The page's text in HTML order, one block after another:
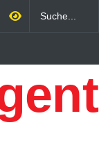
Wirtschaftsfaktor: Wie
Qualitätstourismus
profitieren